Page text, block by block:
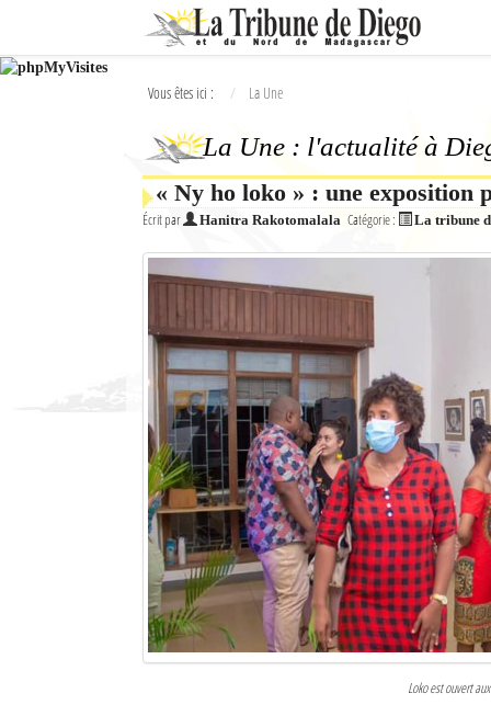
Ok
L'actualité à Diego Suarez
Le Nord de Madagascar
Vous êtes ici : La Une
La Une : l'actualité à
« Ny ho loko » : une exposition
Écrit par Hanitra Rakotomalala Catégorie : La tribune
Loko est ouvert